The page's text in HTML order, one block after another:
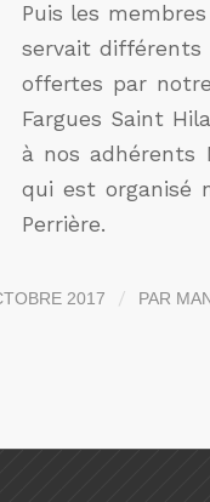
Puis les
servait différents
offertes par
Fargues Saint
à nos adhérents
qui est organisé
Perrière.
2017 / PAR